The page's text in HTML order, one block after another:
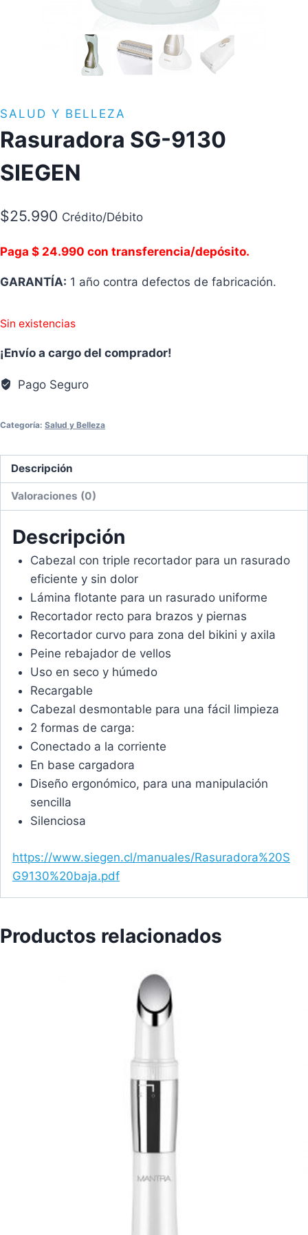
SALUD Y BELLEZA
Rasuradora SG-9130
SIEGEN
$25.990 Crédito/Débito
Paga $ 24.990 con transferencia/depósito.
GARANTÍA: 1 año contra defectos de fabricación.
Sin existencias
¡Envío a cargo del comprador!
Pago Seguro
Categoría: Salud y Belleza
Descripción
Valoraciones (0)
Descripción
Cabezal con triple recortador para un rasurado
eficiente y sin dolor
Lámina flotante para un rasurado uniforme
Recortador recto para brazos y piernas
Recortador curvo para zona del bikini y axila
Peine rebajador de vellos
Uso en seco y húmedo
Recargable
Cabezal desmontable para una fácil limpieza
2 formas de carga:
Conectado a la corriente
En base cargadora
Diseño ergonómico, para una manipulación
sencilla
Silenciosa
https://www.siegen.cl/manuales/Rasuradora%20S
G9130%20baja.pdf
Productos relacionados